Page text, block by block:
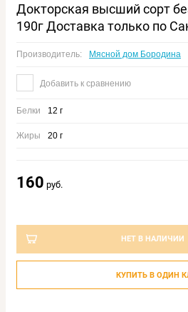
Докторская высший сорт
190г Доставка только по
Производитель: Мясной дом Бородина
Добавить к сравнению
Белки 12 г
Жиры 20 г
160 руб.
НЕТ В НАЛИЧИИ
КУПИТЬ В ОДИН